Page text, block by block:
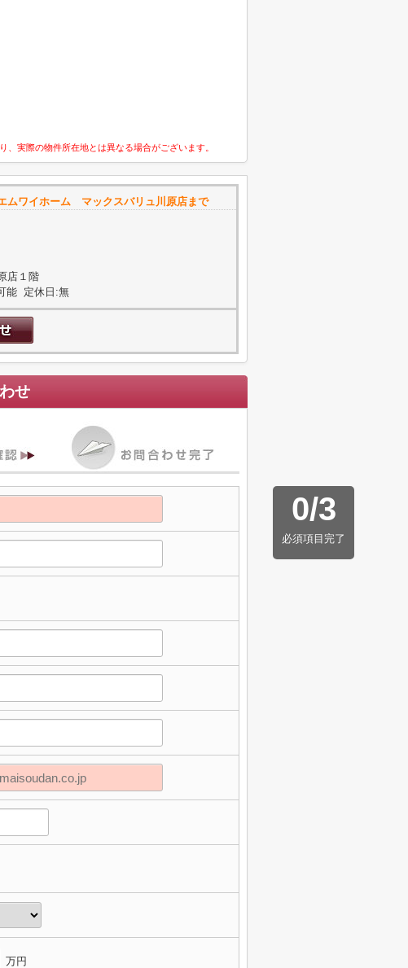
実際の物件所在地とは異なる場合がございます。
ムワイホーム マックスバリュ川原店まで
店１階
能 定休日:無
せ
0/3
必須項目完了
万円